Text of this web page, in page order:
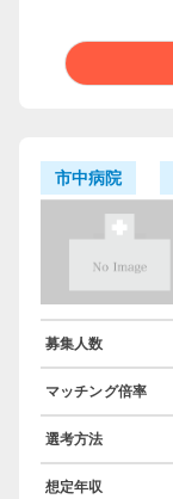
市中病院
募集人数
マッチング倍率
選考方法
想定年収